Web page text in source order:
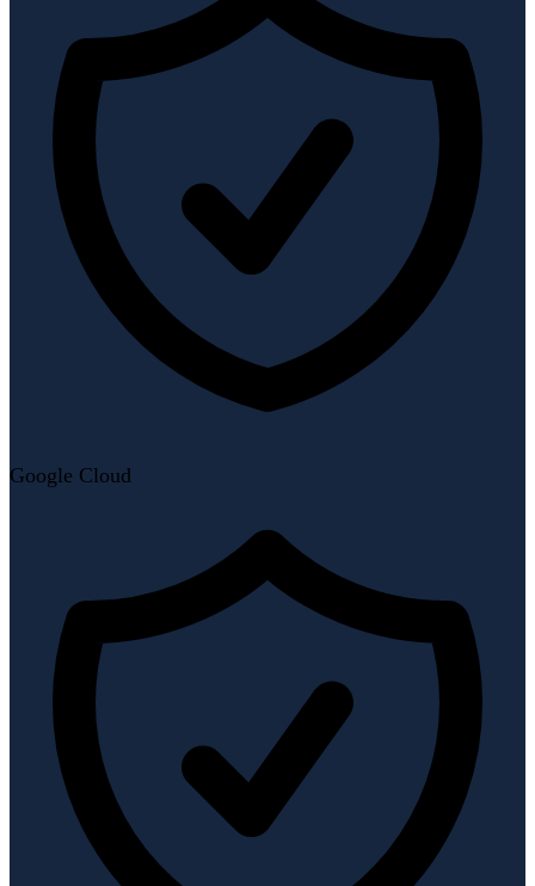
Google Cloud